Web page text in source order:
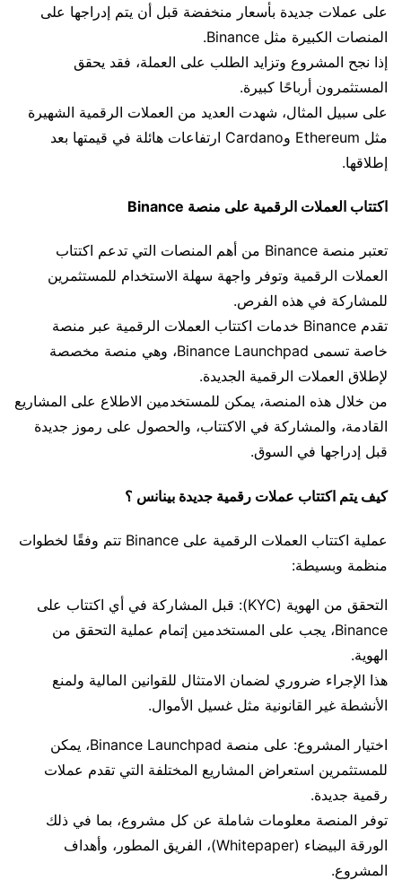
على عملات جديدة بأسعار منخفضة قبل أن يتم إدراجها على
المنصات الكبيرة مثل Binance.
إذا نجح المشروع وتزايد الطلب على العملة، فقد يحقق
المستثمرون أرباحًا كبيرة.
على سبيل المثال، شهدت العديد من العملات الرقمية الشهيرة
مثل Ethereum وCardano ارتفاعات هائلة في قيمتها بعد
إطلاقها.
اكتتاب العملات الرقمية على منصة Binance
تعتبر منصة Binance من أهم المنصات التي تدعم اكتتاب
العملات الرقمية وتوفر واجهة سهلة الاستخدام للمستثمرين
للمشاركة في هذه الفرص.
تقدم Binance خدمات اكتتاب العملات الرقمية عبر منصة
خاصة تسمى Binance Launchpad، وهي منصة مخصصة
لإطلاق العملات الرقمية الجديدة.
من خلال هذه المنصة، يمكن للمستخدمين الاطلاع على المشاريع
القادمة، والمشاركة في الاكتتاب، والحصول على رموز جديدة
قبل إدراجها في السوق.
كيف يتم اكتتاب عملات رقمية جديدة بينانس ؟
عملية اكتتاب العملات الرقمية على Binance تتم وفقًا لخطوات
منظمة وبسيطة:
التحقق من الهوية (KYC): قبل المشاركة في أي اكتتاب على
Binance، يجب على المستخدمين إتمام عملية التحقق من
الهوية.
هذا الإجراء ضروري لضمان الامتثال للقوانين المالية ولمنع
الأنشطة غير القانونية مثل غسيل الأموال.
اختيار المشروع: على منصة Binance Launchpad، يمكن
للمستثمرين استعراض المشاريع المختلفة التي تقدم عملات
رقمية جديدة.
توفر المنصة معلومات شاملة عن كل مشروع، بما في ذلك
الورقة البيضاء (Whitepaper)، الفريق المطور، وأهداف
المشروع.